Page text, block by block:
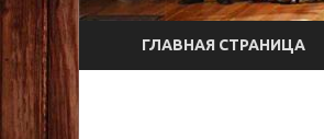
ГЛАВНАЯ СТРАНИЦА